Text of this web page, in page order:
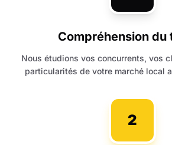
Compréhension du
Nous étudions vos concurrents, vos
particularités de votre marché local
2